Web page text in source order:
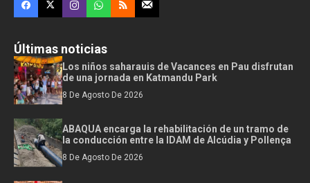
Últimas noticias
Los niños saharauis de Vacances en Pau disfrutan
de una jornada en Katmandu Park
8 De Agosto De 2026
ABAQUA encarga la rehabilitación de un tramo de
la conducción entre la IDAM de Alcúdia y Pollença
8 De Agosto De 2026